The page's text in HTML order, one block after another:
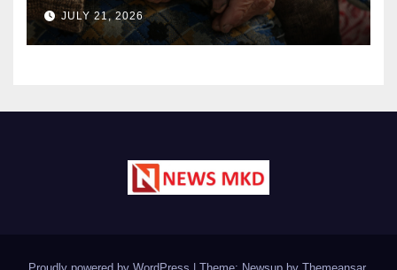
вашиот остарен родител?
Зборови што отвораат рани
кои никогаш не
JULY 21, 2026